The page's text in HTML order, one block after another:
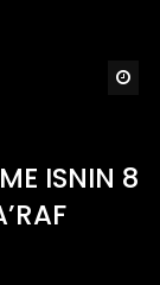
ISNIN 8